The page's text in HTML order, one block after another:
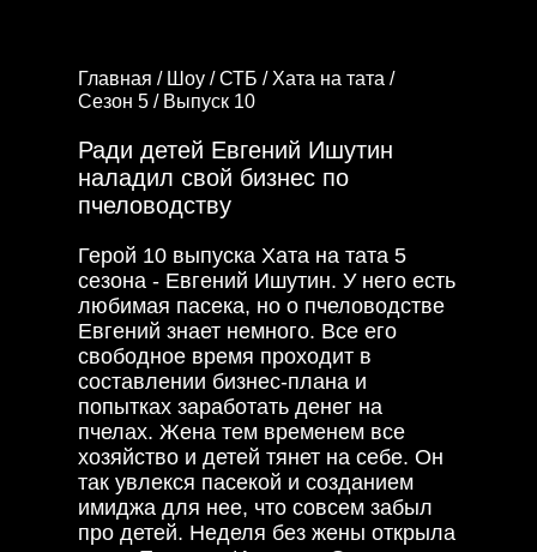
Главная / Шоу /СТБ / Хата на тата /
Сезон 5 / Выпуск 10
Ради детей Евгений Ишутин
наладил свой бизнес по
пчеловодству
Герой 10 выпуска Хата на тата 5
сезона - Евгений Ишутин. У него есть
любимая пасека, но о пчеловодстве
Евгений знает немного. Все его
свободное время проходит в
составлении бизнес-плана и
попытках заработать денег на
пчелах. Жена тем временем все
хозяйство и детей тянет на себе. Он
так увлекся пасекой и созданием
имиджа для нее, что совсем забыл
про детей. Неделя без жены открыла